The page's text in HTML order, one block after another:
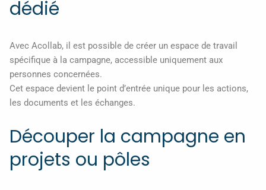
dédié
Avec Acollab, il est possible de créer un espace de travail
spécifique à la campagne, accessible uniquement aux
personnes concernées.
Cet espace devient le point d’entrée unique pour les actions,
les documents et les échanges.
Découper la campagne en
projets ou pôles